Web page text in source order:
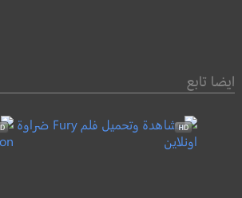
ايضا تابع